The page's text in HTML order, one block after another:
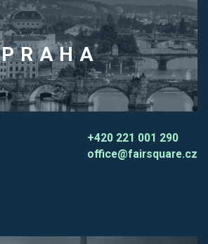
PRAHA
+420 221 001 290
office@fairsquare.cz